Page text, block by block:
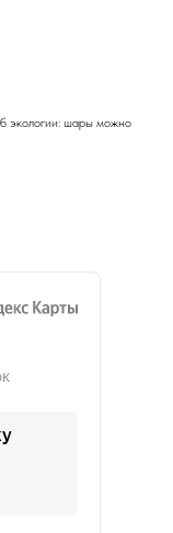
экологии: шары можно